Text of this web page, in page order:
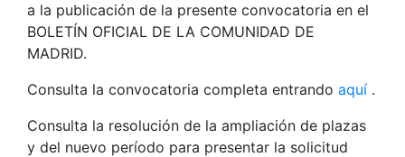
a la publicación de la presente convocatoria en el
BOLETÍN OFICIAL DE LA COMUNIDAD DE
MADRID.
Consulta la convocatoria completa entrando aquí .
Consulta la resolución de la ampliación de plazas
y del nuevo período para presentar la solicitud